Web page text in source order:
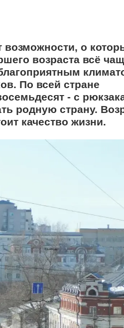
о
возраста всё
По всей стране
- с
родную страну.
качество жизни.